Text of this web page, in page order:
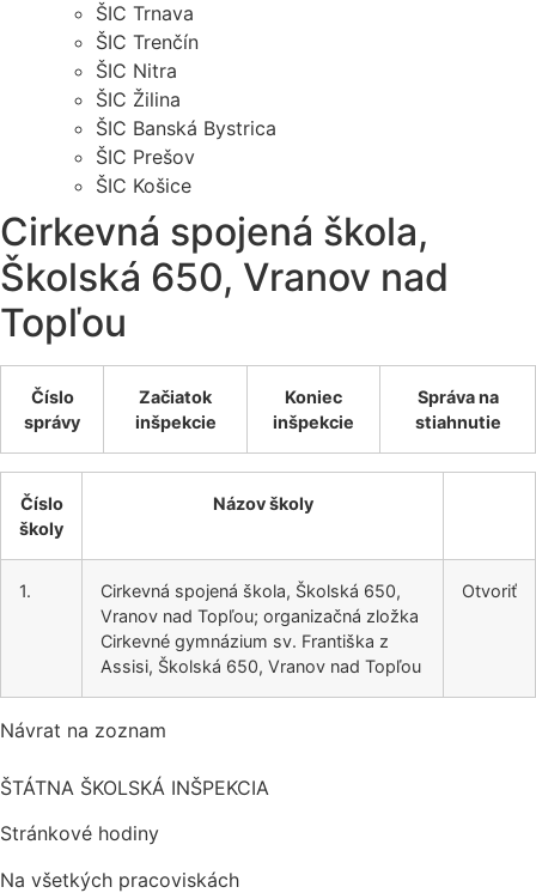
ŠIC Trnava
ŠIC Trenčín
ŠIC Nitra
ŠIC Žilina
ŠIC Banská Bystrica
ŠIC Prešov
ŠIC Košice
Cirkevná spojená škola,
Školská 650, Vranov nad
Topľou
Číslo
správy
Začiatok
inšpekcie
Koniec
inšpekcie
Správa na
stiahnutie
Číslo
školy
Názov školy
1.
Cirkevná spojená škola, Školská 650,
Vranov nad Topľou; organizačná zložka
Cirkevné gymnázium sv. Františka z
Assisi, Školská 650, Vranov nad Topľou
Otvoriť
Návrat na zoznam
ŠTÁTNA ŠKOLSKÁ INŠPEKCIA
Stránkové hodiny​
Na všetkých pracoviskách